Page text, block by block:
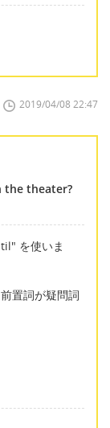
2019/04/08 22:47
the theater?
を使いま
置詞が疑問詞